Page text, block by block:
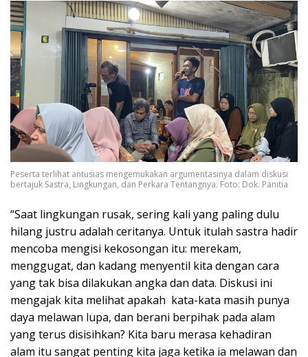
Peserta terlihat antusias mengemukakan argumentasinya dalam diskusi
bertajuk Sastra, Lingkungan, dan Perkara Tentangnya. Foto: Dok. Panitia
“Saat lingkungan rusak, sering kali yang paling dulu
hilang justru adalah ceritanya. Untuk itulah sastra hadir
mencoba mengisi kekosongan itu: merekam,
menggugat, dan kadang menyentil kita dengan cara
yang tak bisa dilakukan angka dan data. Diskusi ini
mengajak kita melihat apakah kata-kata masih punya
daya melawan lupa, dan berani berpihak pada alam
yang terus disisihkan? Kita baru merasa kehadiran
alam itu sangat penting kita jaga ketika ia melawan dan